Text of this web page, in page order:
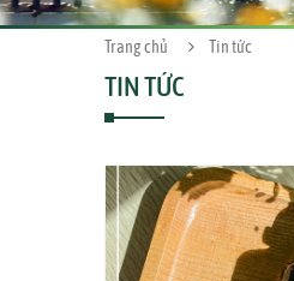
Trang chủ Tin tức
TIN TỨC